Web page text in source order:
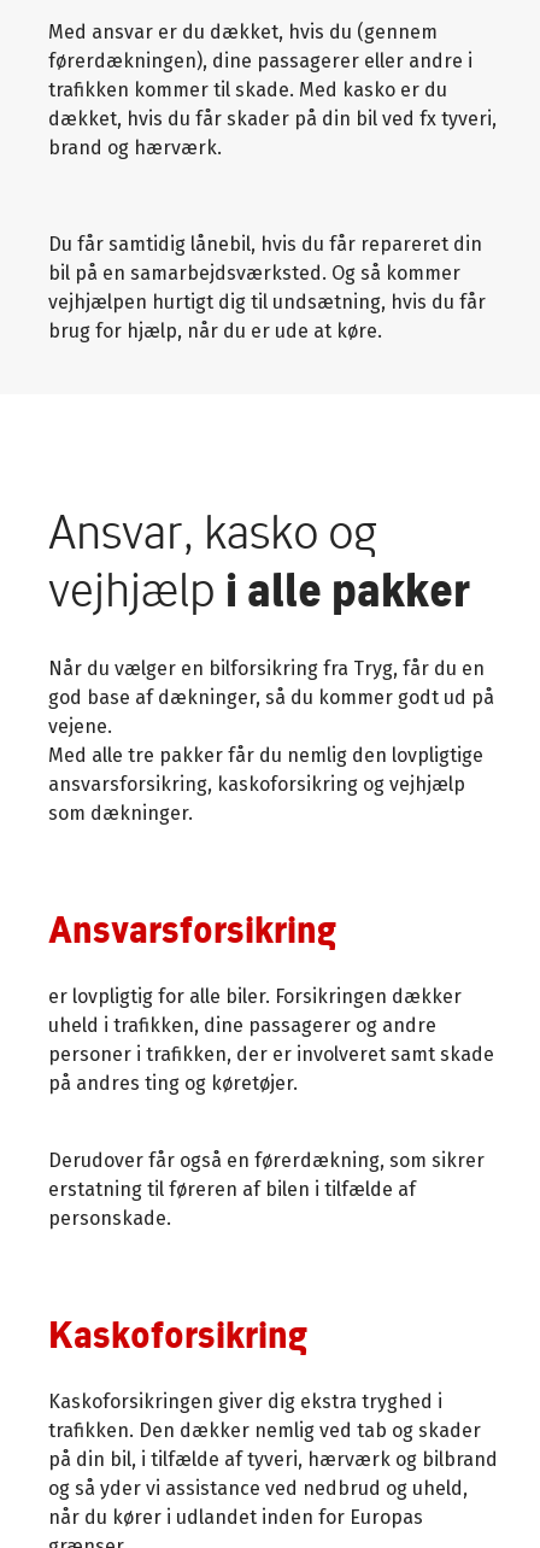
Med ansvar er du dækket, hvis du (gennem
førerdækningen), dine passagerer eller andre i
trafikken kommer til skade. Med kasko er du
dækket, hvis du får skader på din bil ved fx tyveri,
brand og hærværk.
Du får samtidig lånebil, hvis du får repareret din
bil på en samarbejdsværksted. Og så kommer
vejhjælpen hurtigt dig til undsætning, hvis du får
brug for hjælp, når du er ude at køre.
Ansvar, kasko og
vejhjælp i alle pakker
Når du vælger en bilforsikring fra Tryg, får du en
god base af dækninger, så du kommer godt ud på
vejene.
Med alle tre pakker får du nemlig den lovpligtige
ansvarsforsikring, kaskoforsikring og vejhjælp
som dækninger.
Ansvarsforsikring
er lovpligtig for alle biler. Forsikringen dækker
uheld i trafikken, dine passagerer og andre
personer i trafikken, der er involveret samt skade
på andres ting og køretøjer.
Derudover får også en førerdækning, som sikrer
erstatning til føreren af bilen i tilfælde af
personskade.
Kaskoforsikring
Kaskoforsikringen giver dig ekstra tryghed i
trafikken. Den dækker nemlig ved tab og skader
på din bil, i tilfælde af tyveri, hærværk og bilbrand
og så yder vi assistance ved nedbrud og uheld,
når du kører i udlandet inden for Europas